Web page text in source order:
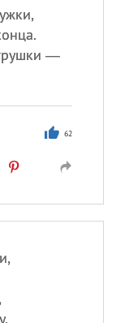
—
62
именины